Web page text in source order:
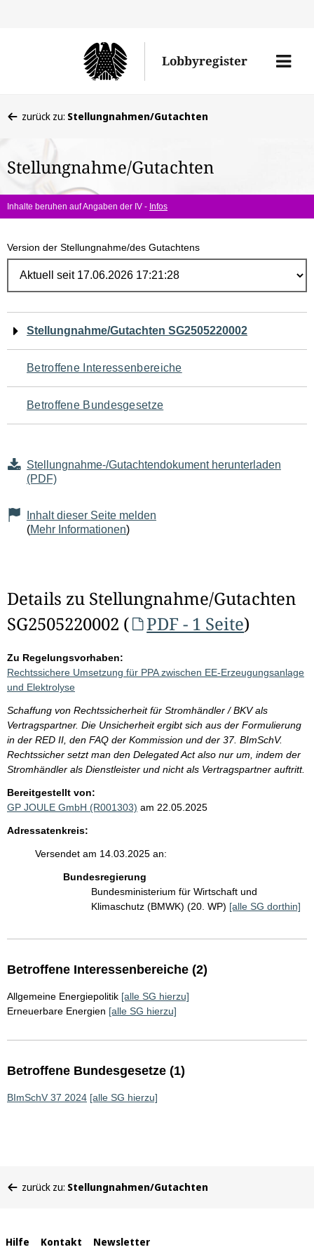
Lobbyregister
Menü
befinden
hier:
zurück zu: Stellungnahmen/Gutachten
Stellungnahme/Gutachten
Inhalte beruhen auf Angaben der IV - Infos
Version der Stellungnahme/des Gutachtens
Navigation
für
den
Seiteninhalt
Stellungnahme/Gutachten SG2505220002
Betroffene Interessenbereiche
Betroffene Bundesgesetze
Stellungnahme-/Gutachtendokument herunterladen
(PDF)
Inhalt dieser Seite melden
(Mehr Informationen)
Details zu Stellungnahme/Gutachten
SG2505220002 (
PDF - 1 Seite)
Zu Regelungsvorhaben:
Rechtssichere Umsetzung für PPA zwischen EE-Erzeugungsanlage
und Elektrolyse
Schaffung von Rechtssicherheit für Stromhändler / BKV als
Vertragspartner. Die Unsicherheit ergibt sich aus der Formulierung
in der RED II, den FAQ der Kommission und der 37. BImSchV.
Rechtssicher setzt man den Delegated Act also nur um, indem der
Stromhändler als Dienstleister und nicht als Vertragspartner auftritt.
Bereitgestellt von:
GP JOULE GmbH (R001303) am 22.05.2025
Adressatenkreis:
Versendet am 14.03.2025 an:
Bundesregierung
Bundesministerium für Wirtschaft und
Klimaschutz (BMWK) (20. WP) [alle SG dorthin]
Betroffene Interessenbereiche (2)
Allgemeine Energiepolitik [alle SG hierzu]
Erneuerbare Energien [alle SG hierzu]
Betroffene Bundesgesetze (1)
BImSchV 37 2024 [alle SG hierzu]
befinden
zurück zu: Stellungnahmen/Gutachten
Interne
Hilfe Kontakt Newsletter